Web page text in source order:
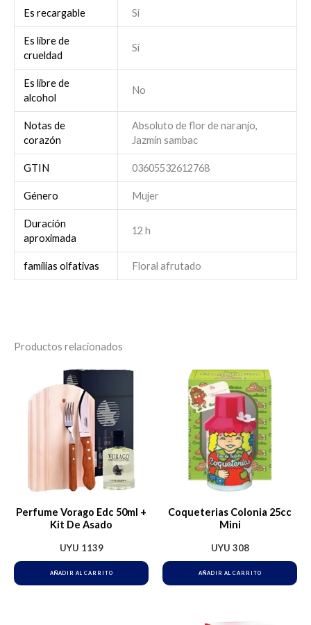
Es recargable Sí
Es libre de
crueldad
Sí
Es libre de
alcohol
No
Notas de
corazón
Absoluto de flor de naranjo,
Jazmín sambac
GTIN 03605532612768
Género Mujer
Duración
aproximada
12 h
familias olfativas Floral afrutado
Productos relacionados
Perfume Vorago Edc 50ml +
Kit De Asado
UYU 1139
AÑADIR AL CARRITO
Coqueterias Colonia 25cc
Mini
UYU 308
AÑADIR AL CARRITO